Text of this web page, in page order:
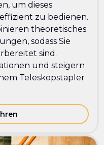
um dieses
zu bedienen.
theoretisches
sodass Sie
sind.
und steigern
Teleskopstapler